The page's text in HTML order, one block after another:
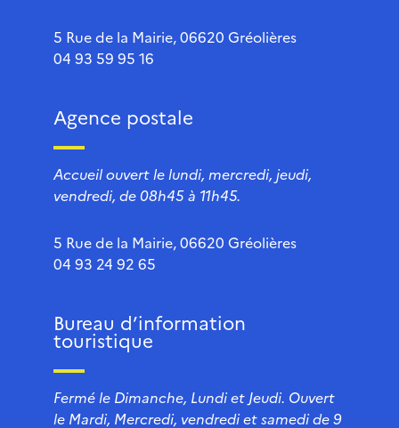
5 Rue de la Mairie, 06620 Gréolières
04 93 59 95 16
Agence postale
Accueil ouvert le lundi, mercredi, jeudi,
vendredi, de 08h45 à 11h45.
5 Rue de la Mairie, 06620 Gréolières
04 93 24 92 65
Bureau d’information
touristique
Fermé le Dimanche, Lundi et Jeudi. Ouvert
le Mardi, Mercredi, vendredi et samedi de 9